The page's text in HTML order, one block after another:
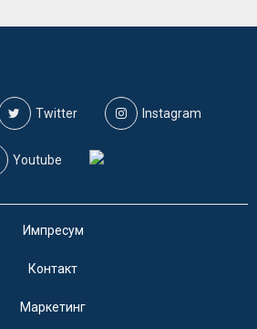
Twitter Instagram
Youtube
Импресум
Контакт
Маркетинг